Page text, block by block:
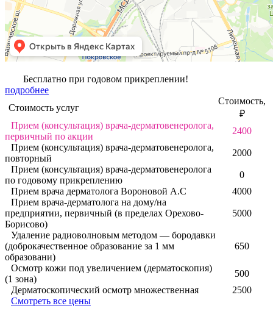
Бесплатно при годовом прикреплении!
подробнее
Стоимость услуг
Стоимость,
₽
Прием (консультация) врача-дерматовенеролога,
первичный по акции
2400
Прием (консультация) врача-дерматовенеролога,
повторный
2000
Прием (консультация) врача-дерматовенеролога
по годовому прикреплению
0
Прием врача дерматолога Вороновой А.С
4000
Прием врача-дерматолога на дому/на
предприятии, первичный (в пределах Орехово-
Борисово)
5000
Удаление радиоволновым методом — бородавки
(доброкачественное образование за 1 мм
образовани)
650
Осмотр кожи под увеличением (дерматоскопия)
(1 зона)
500
Дерматоскопический осмотр множественная
2500
Смотреть все цены